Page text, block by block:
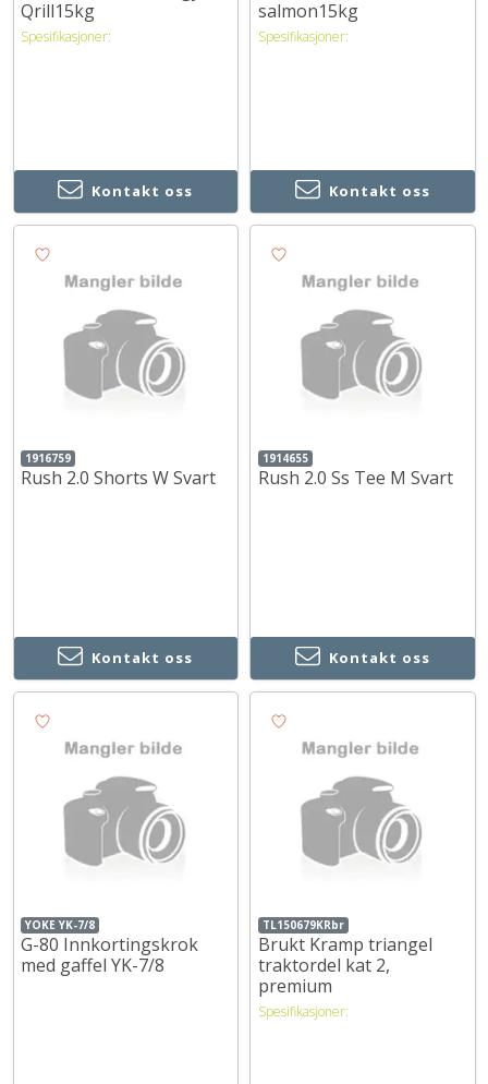
Qrill15kg
Spesifikasjoner:
Kontakt oss
salmon15kg
Spesifikasjoner:
Kontakt oss
1916759
Rush 2.0 Shorts W Svart
Kontakt oss
1914655
Rush 2.0 Ss Tee M Svart
Kontakt oss
YOKE YK-7/8
G-80 Innkortingskrok
med gaffel YK-7/8
TL150679KRbr
Brukt Kramp triangel
traktordel kat 2,
premium
Spesifikasjoner: